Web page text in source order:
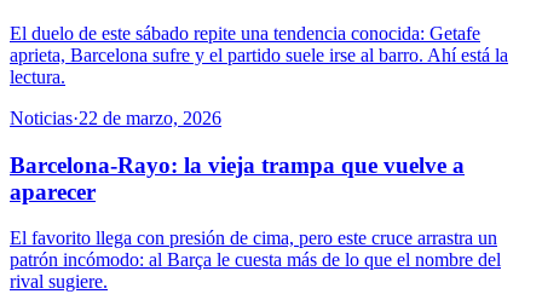
El duelo de este sábado repite una tendencia conocida: Getafe
aprieta, Barcelona sufre y el partido suele irse al barro. Ahí está la
lectura.
Noticias·22 de marzo, 2026
Barcelona-Rayo: la vieja trampa que vuelve a
aparecer
El favorito llega con presión de cima, pero este cruce arrastra un
patrón incómodo: al Barça le cuesta más de lo que el nombre del
rival sugiere.